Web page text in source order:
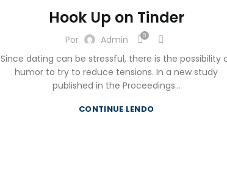
VIEW MORE
Hook Up on Tinder
Por Admin 0
Since dating can be stressful, there is the possibility
humor to try to reduce tensions. In a new study
published in the Proceedings...
CONTINUE LENDO